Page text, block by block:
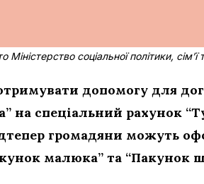
соціальної політики, сім’ї
допомогу для
на спеціальний рахунок
громадяни можуть
малюка” та “Пакунок